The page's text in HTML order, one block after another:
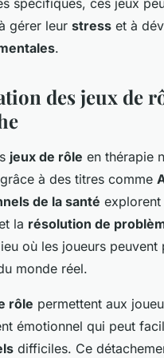
les
spécifiques, ces jeux
gérer leur stress et à
.
des jeux de
jeux de rôle en thérapie
à des titres comme
de la santé
la résolution de
où les joueurs
monde réel.
rôle permettent aux
émotionnel qui peut
difficiles. Ce